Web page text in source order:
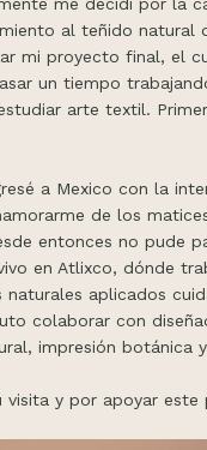
al teñido natural
mi proyecto final, el
un tiempo
arte textil.
a Mexico con la
de los
entonces no pude
en Atlixco, dónde
aplicados
colaborar con
impresión botánica
visita y por apoyar este